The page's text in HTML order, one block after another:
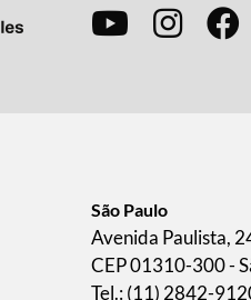
São Paulo
Avenida Paulista,
CEP 01310-300 -
Tel.: (11) 2842-